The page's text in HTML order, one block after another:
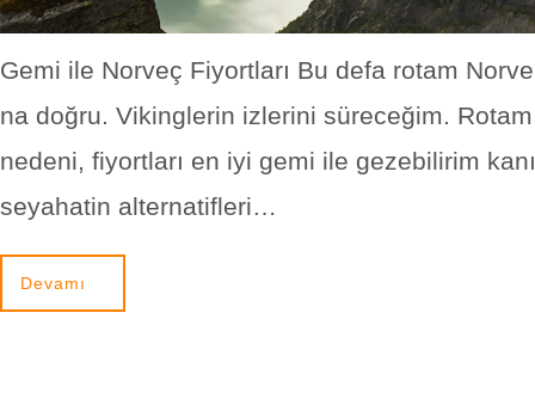
Gemi ile Norveç Fiyortları Bu defa rotam
na doğru. Vikinglerin izlerini süreceğim.
nedeni, fiyortları en iyi gemi ile gezebilirim
seyahatin alternatifleri…
Devamı